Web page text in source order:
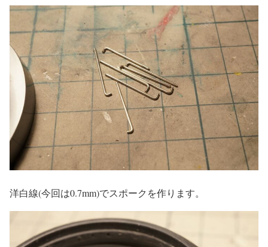
洋白線(今回は0.7mm)でスポークを作ります。